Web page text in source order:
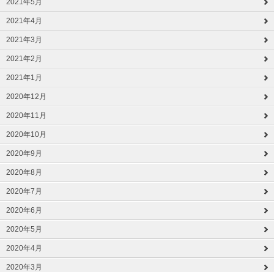
2021年5月
2021年4月
2021年3月
2021年2月
2021年1月
2020年12月
2020年11月
2020年10月
2020年9月
2020年8月
2020年7月
2020年6月
2020年5月
2020年4月
2020年3月